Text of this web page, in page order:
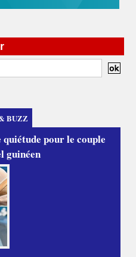
BUZZ
pour le couple
guinéen